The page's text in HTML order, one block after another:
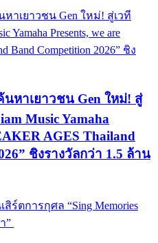
หาเยาวชน Gen ใหม่! สู่
Music Yamaha
AGES Thailand
ชิงรางวัลกว่า 1.5 ล้าน